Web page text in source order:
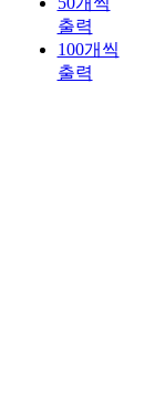
출력
100개씩
출력